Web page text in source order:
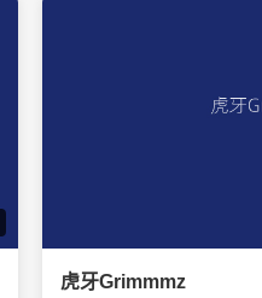
虎牙Grimmmz